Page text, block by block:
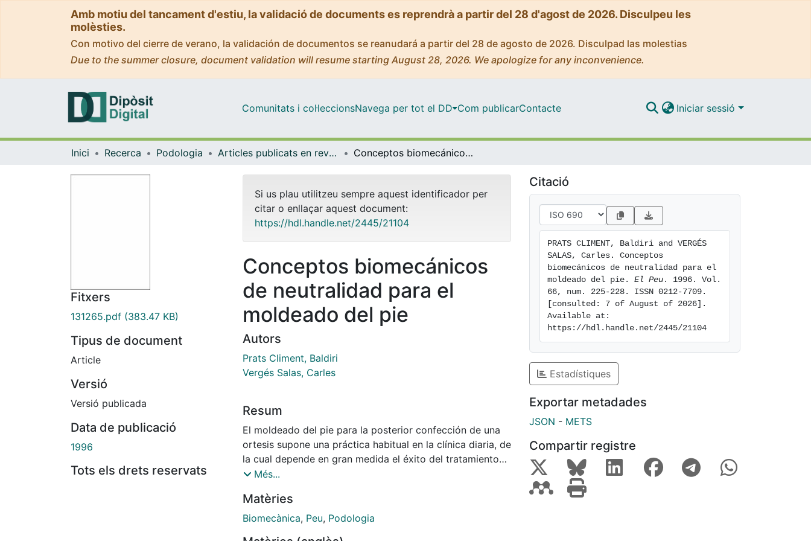
Amb motiu del tancament d'estiu, la validació de documents es reprendrà a partir del 28 d'agost de 2026. Disculpeu les
molèsties.
Con motivo del cierre de verano, la validación de documentos se reanudará a partir del 28 de agosto de 2026. Disculpad las molestias
Due to the summer closure, document validation will resume starting August 28, 2026. We apologize for any inconvenience.
Comunitats i col·leccionsNavega per tot el DD Com publicarContacte Iniciar sessió
Inici Recerca Podologia Articles publicats en revistes (Podologia) Conceptos biomecánicos de neutralidad para el moldeado del pie
Fitxers
131265.pdf (383.47 KB)
Tipus de document
Article
Versió
Versió publicada
Data de publicació
1996
Tots els drets reservats
Si us plau utilitzeu sempre aquest identificador per
citar o enllaçar aquest document:
https://hdl.handle.net/2445/21104
Conceptos biomecánicos
de neutralidad para el
moldeado del pie
Autors
Prats Climent, Baldiri
Vergés Salas, Carles
Resum
El moldeado del pie para la posterior confección de una
ortesis supone una práctica habitual en la clínica diaria, de
la cual depende en gran medida el éxito del tratamiento
aplicado. Todos somos conscientes de que la obtención
del pie de una forma mas o menos exacta, sino que el
molde debe tener unas características determinadas que
Més...
Matèries
Biomecànica, Peu, Podologia
Citació
PRATS CLIMENT, Baldiri and VERGÉS
SALAS, Carles. Conceptos
biomecánicos de neutralidad para el
moldeado del pie. El Peu . 1996. Vol.
66, num. 225-228. ISSN 0212-7709.
[consulted: 7 of August of 2026].
Available at:
https://hdl.handle.net/2445/21104
Estadístiques
Exportar metadades
JSON - METS
Compartir registre